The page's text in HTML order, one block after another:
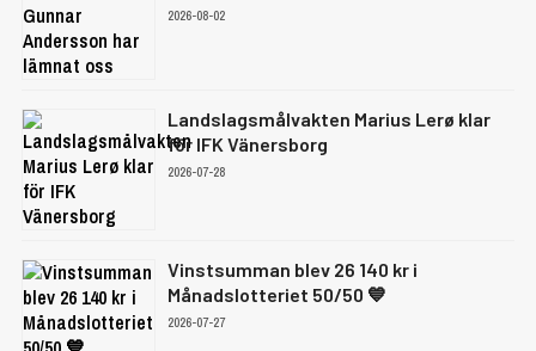
2026-08-02
Landslagsmålvakten Marius Lerø klar
för IFK Vänersborg
2026-07-28
Vinstsumman blev 26 140 kr i
Månadslotteriet 50/50 💙
2026-07-27